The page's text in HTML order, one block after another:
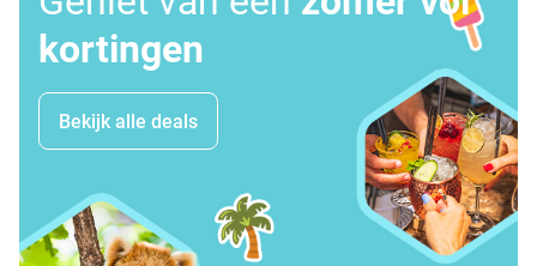
kortingen
Bekijk alle deals